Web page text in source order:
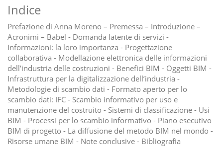
Indice
Prefazione di Anna Moreno – Premessa – Introduzione –
Acronimi – Babel - Domanda latente di servizi -
Informazioni: la loro importanza - Progettazione
collaborativa - Modellazione elettronica delle informazioni
dell’industria delle costruzioni - Benefici BIM - Oggetti BIM -
Infrastruttura per la digitalizzazione dell’industria -
Metodologie di scambio dati - Formato aperto per lo
scambio dati: IFC - Scambio informativo per uso e
manutenzione del costruito - Sistemi di classificazione - Usi
BIM - Processi per lo scambio informativo - Piano esecutivo
BIM di progetto - La diffusione del metodo BIM nel mondo -
Risorse umane BIM - Note conclusive - Bibliografia